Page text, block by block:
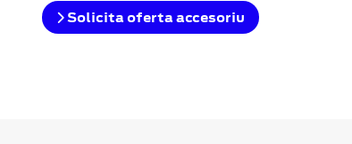
Solicita oferta accesoriu